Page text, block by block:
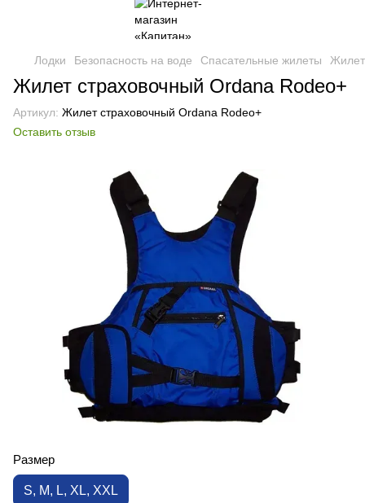
Лодки Безопасность на воде Спасательные жилеты
Жилет страховочный Ordana Rodeo+
Артикул: Жилет страховочный Ordana Rodeo+
Оставить отзыв
Размер
S, M, L, XL, XXL